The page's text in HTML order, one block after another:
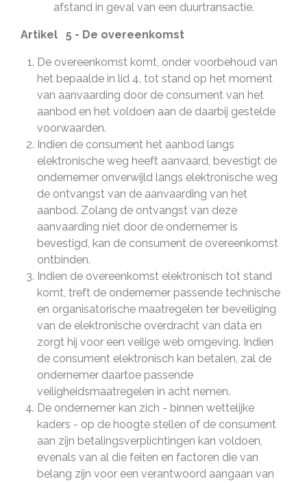
afstand in geval van een duurtransactie.
Artikel 5 - De overeenkomst
De overeenkomst komt, onder voorbehoud van
het bepaalde in lid 4, tot stand op het moment
van aanvaarding door de consument van het
aanbod en het voldoen aan de daarbij gestelde
voorwaarden.
Indien de consument het aanbod langs
elektronische weg heeft aanvaard, bevestigt de
ondernemer onverwijld langs elektronische weg
de ontvangst van de aanvaarding van het
aanbod. Zolang de ontvangst van deze
aanvaarding niet door de ondernemer is
bevestigd, kan de consument de overeenkomst
ontbinden.
Indien de overeenkomst elektronisch tot stand
komt, treft de ondernemer passende technische
en organisatorische maatregelen ter beveiliging
van de elektronische overdracht van data en
zorgt hij voor een veilige web omgeving. Indien
de consument elektronisch kan betalen, zal de
ondernemer daartoe passende
veiligheidsmaatregelen in acht nemen.
De ondernemer kan zich - binnen wettelijke
kaders - op de hoogte stellen of de consument
aan zijn betalingsverplichtingen kan voldoen,
evenals van al die feiten en factoren die van
belang zijn voor een verantwoord aangaan van